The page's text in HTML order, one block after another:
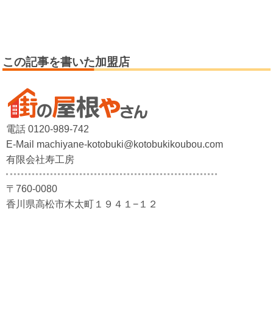
この記事を書いた加盟店
電話 0120-989-742
E-Mail machiyane-kotobuki@kotobukikoubou.com
有限会社寿工房
〒760-0080
香川県高松市木太町１９４１−１２